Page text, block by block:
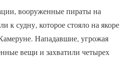
вооруженные пираты на
к судну, которое стояло на якоре
Нападавшие, угрожая
вещи и захватили четырех